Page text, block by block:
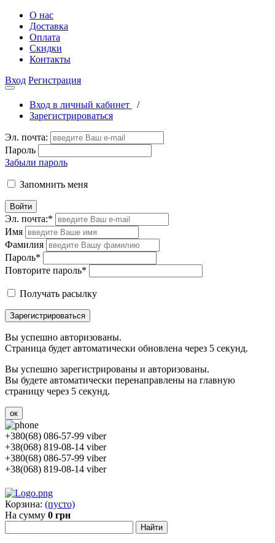
О нас
Доставка
Оплата
Скидки
Контакты
Вход Регистрация
Вход в личный кабинет
/
Зарегистрироваться
Эл. почта:
Пароль
Забыли пароль
Запомнить меня
Войти
Эл. почта:*
Имя
Фамилия
Пароль*
Повторите пароль*
Получать расылку
Зарегистрироваться
Вы успешно авторизованы.
Страница будет автоматически обновлена через 5 секунд.
Вы успешно зарегистрированы и авторизованы.
Вы будете автоматически перенаправлены на главную
страницу через 5 секунд.
ок
+380(68) 086-57-99 viber
+38(068) 819-08-14 viber
+380(68) 086-57-99 viber
+38(068) 819-08-14 viber
Корзина: (пусто)
На сумму 0 грн